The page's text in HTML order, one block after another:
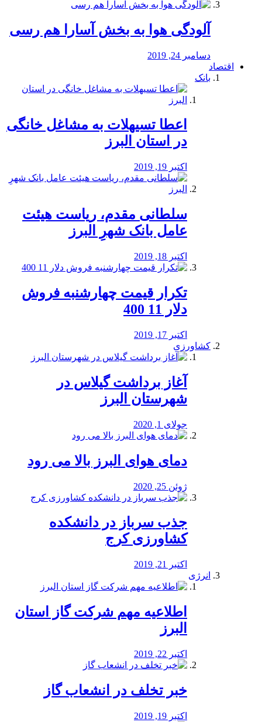
آلودگی هوا به بخش آسارا هم رسی
دسامبر 24, 2019
اقتصاد
بانک
️اعطا تسیهلات به مشاغل خانگی
در استان البرز
اکتبر 19, 2019
سلطانی مقدم، ریاست هیئت
عامل بانک شهرِ البرز
اکتبر 18, 2019
تکرار قیمت چهارشنبه فروش
دلار 11 400
اکتبر 17, 2019
کشاورزی
آغاز برداشت گیلاس در
شهرستان البرز
جولای 1, 2020
دمای هوای البرز بالا می رود
ژوئن 25, 2020
جذب سرباز در دانشکده
کشاورزی کرج
اکتبر 21, 2019
انرژی
️اطلاعیه مهم شرکت گاز استان
البرز
اکتبر 22, 2019
خبر تخلف در انشعاب گاز
اکتبر 19, 2019